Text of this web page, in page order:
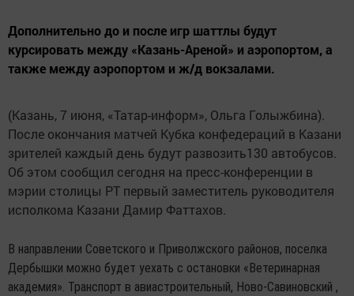
Дополнительно до и после игр шаттлы будут
курсировать между «Казань-Ареной» и аэропортом, а
также между аэропортом и ж/д вокзалами.
(Казань, 7 июня, «Татар-информ», Ольга Голыжбина).
После окончания матчей Кубка конфедераций в Казани
зрителей каждый день будут развозить130 автобусов.
Об этом сообщил сегодня на пресс-конференции в
мэрии столицы РТ первый заместитель руководителя
исполкома Казани Дамир Фаттахов.
В направлении Советского и Приволжского районов, поселка
Дербышки можно будет уехать с остановки «Ветеринарная
академия». Транспорт в авиастроительный, Ново-Савиновский ,